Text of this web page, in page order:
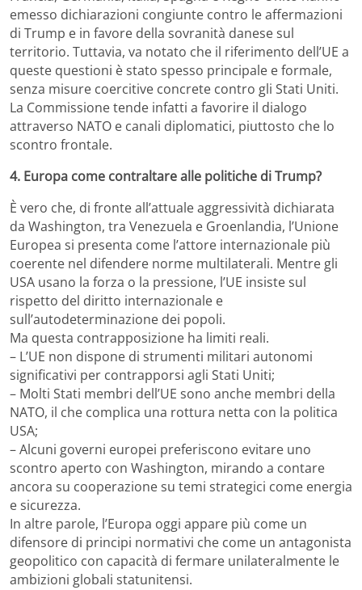
emesso dichiarazioni congiunte contro le affermazioni
di Trump e in favore della sovranità danese sul
territorio. Tuttavia, va notato che il riferimento dell’UE a
queste questioni è stato spesso principale e formale,
senza misure coercitive concrete contro gli Stati Uniti.
La Commissione tende infatti a favorire il dialogo
attraverso NATO e canali diplomatici, piuttosto che lo
scontro frontale.
4. Europa come contraltare alle politiche di Trump?
È vero che, di fronte all’attuale aggressività dichiarata
da Washington, tra Venezuela e Groenlandia, l’Unione
Europea si presenta come l’attore internazionale più
coerente nel difendere norme multilaterali. Mentre gli
USA usano la forza o la pressione, l’UE insiste sul
rispetto del diritto internazionale e
sull’autodeterminazione dei popoli.
Ma questa contrapposizione ha limiti reali.
– L’UE non dispone di strumenti militari autonomi
significativi per contrapporsi agli Stati Uniti;
– Molti Stati membri dell’UE sono anche membri della
NATO, il che complica una rottura netta con la politica
USA;
– Alcuni governi europei preferiscono evitare uno
scontro aperto con Washington, mirando a contare
ancora su cooperazione su temi strategici come energia
e sicurezza.
In altre parole, l’Europa oggi appare più come un
difensore di principi normativi che come un antagonista
geopolitico con capacità di fermare unilateralmente le
ambizioni globali statunitensi.